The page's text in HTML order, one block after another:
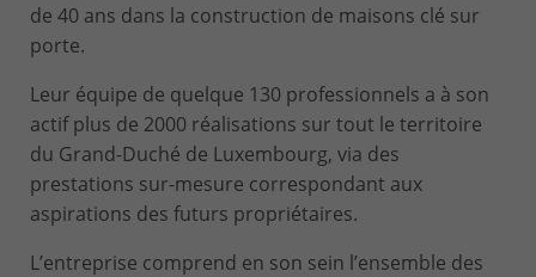
de 40 ans dans la construction de maisons clé sur
porte.
Leur équipe de quelque 130 professionnels a à son
actif plus de 2000 réalisations sur tout le territoire
du Grand-Duché de Luxembourg, via des
prestations sur-mesure correspondant aux
aspirations des futurs propriétaires.
L’entreprise comprend en son sein l’ensemble des